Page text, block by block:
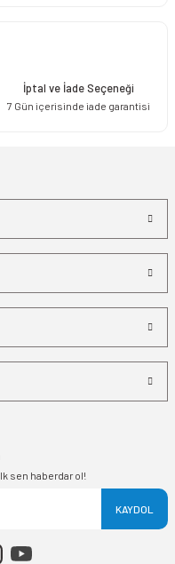
İptal ve İade Seçeneği
7 Gün içerisinde iade garantisi
sen haberdar ol!
KAYDOL